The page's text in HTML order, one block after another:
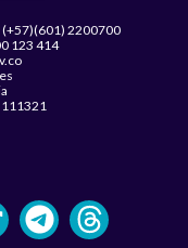
(+57)(601) 2200700
123 414